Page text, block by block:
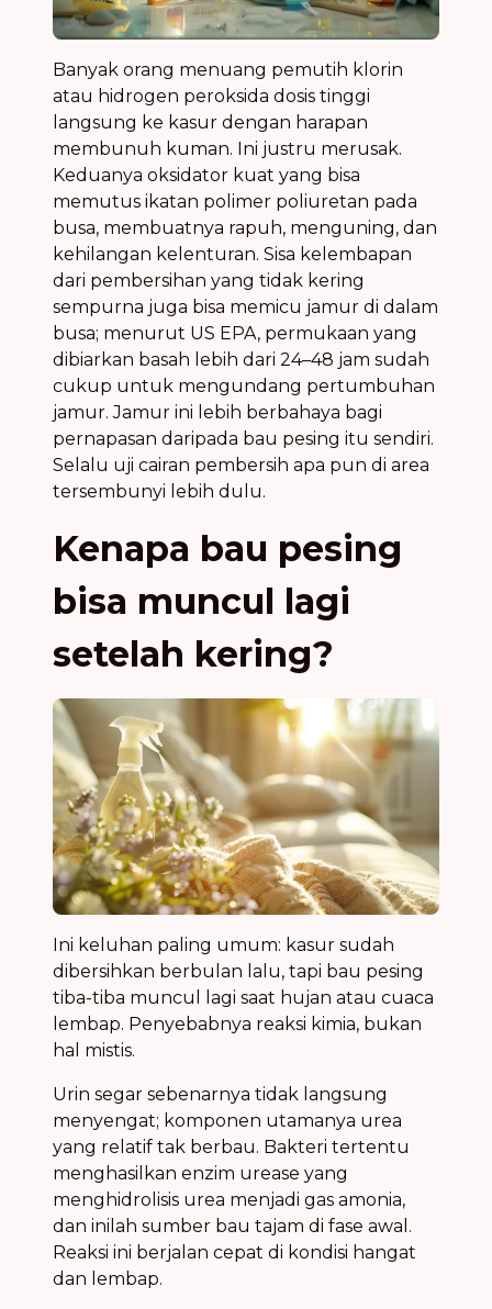
Banyak orang menuang pemutih klorin
atau hidrogen peroksida dosis tinggi
langsung ke kasur dengan harapan
membunuh kuman. Ini justru merusak.
Keduanya oksidator kuat yang bisa
memutus ikatan polimer poliuretan pada
busa, membuatnya rapuh, menguning, dan
kehilangan kelenturan. Sisa kelembapan
dari pembersihan yang tidak kering
sempurna juga bisa memicu jamur di dalam
busa; menurut US EPA, permukaan yang
dibiarkan basah lebih dari 24–48 jam sudah
cukup untuk mengundang pertumbuhan
jamur. Jamur ini lebih berbahaya bagi
pernapasan daripada bau pesing itu sendiri.
Selalu uji cairan pembersih apa pun di area
tersembunyi lebih dulu.
Kenapa bau pesing
bisa muncul lagi
setelah kering?
Ini keluhan paling umum: kasur sudah
dibersihkan berbulan lalu, tapi bau pesing
tiba-tiba muncul lagi saat hujan atau cuaca
lembap. Penyebabnya reaksi kimia, bukan
hal mistis.
Urin segar sebenarnya tidak langsung
menyengat; komponen utamanya urea
yang relatif tak berbau. Bakteri tertentu
menghasilkan enzim urease yang
menghidrolisis urea menjadi gas amonia,
dan inilah sumber bau tajam di fase awal.
Reaksi ini berjalan cepat di kondisi hangat
dan lembap.